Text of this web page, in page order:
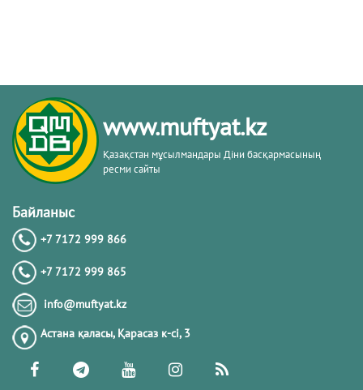
www.muftyat.kz
Қазақстан мұсылмандары Діни басқармасының
ресми сайты
Байланыс
+7 7172 999 866
+7 7172 999 865
info@muftyat.kz
Астана қаласы, Қарасаз к-сi, 3